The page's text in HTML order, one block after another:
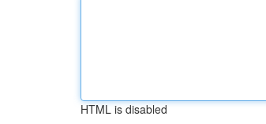
HTML is disabled